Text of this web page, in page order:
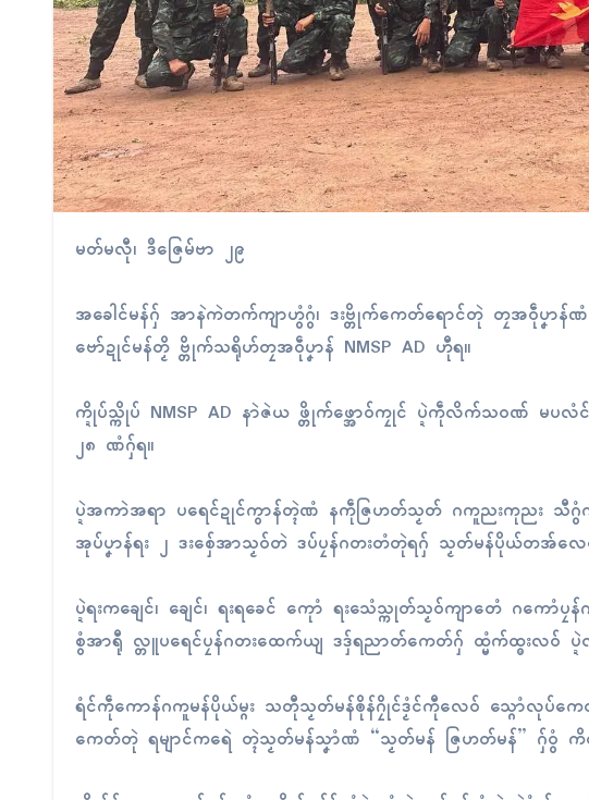
မတ်မလီု၊ ဒဳဇြေမ်ဗာ ၂၉
အခေါၚ်မန်ဂှ် အာနဲကဲတက်ကျာဟွံဂွံ၊ ဒးဗ္တိုက်ကေတ်ရောၚ်တုဲ တၠအဝဵုပၞာန်
ဗော်ဍုၚ်မန်တၟိ ဗ္တိုက်သရိုဟ်တၠအဝဵုပၞာန် NMSP AD ဟီုရ။
က္ဍိုပ်သ္ကိုပ် NMSP AD နာဲဇဲယ ဖ္တိုက်ဖ္အောဝ်ကၠုၚ် ပ္ဍဲကဵုလိက်သဝဏ် မပ
၂၈ ဏံဂှ်ရ။
ပ္ဍဲအကာဲအရာ ပရေၚ်ဍုၚ်ကွာန်တ္ၚဲဏံ နကဵုဇြဟတ်သၟတ် ဂကူညးကုညး သီဂွံ
အုပ်ပၞာန်ရး ၂ ဒးစှ်ေအာသၟဝ်တဲ ဒပ်ပၠန်ဂတးတံတုဲရဂှ် သၟတ်မန်ပိုယ်တအ်လေ
ပ္ဍဲရးကချေၚ်၊ ချေၚ်၊ ရးရခေၚ် ကေုာံ ရးသေံသ္ကုတ်သၟဝ်ကျာတေံ
စွံအာရီု လ္တူပရေၚ်ပၠန်ဂတးထေက်ယျ ဒဒှ်ရညာတ်ကေတ်ဂှ် ထ္မံက်ထ္ၜးလဝ်
ရံၚ်ကဵုကောန်ဂကူမန်ပိုယ်မ္ဂး သတီုသၟတ်မန်ၜိုန်ဂၠိုၚ်ဒၟံၚ်ကီုလေဝ် သ္ဂောံလုပ်က
ကေတ်တုဲ ရမျာၚ်ကရေဲ တ္ၚဲသၟတ်မန်သၞာံဏံ “သၟတ်မန် ဇြဟတ်မန်” ဂှ်ဝွံ